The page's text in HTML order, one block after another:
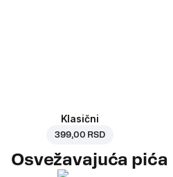
Klasični
399,00 RSD
Osvežavajuća pića